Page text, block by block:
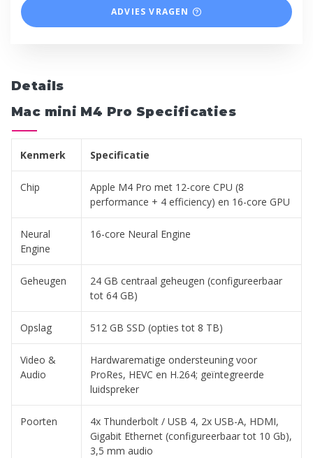
ADVIES VRAGEN
Details
Mac mini M4 Pro Specificaties
Kenmerk Specificatie
Chip
Apple M4 Pro met 12-core CPU (8
performance + 4 efficiency) en 16-core GPU
Neural
Engine
16-core Neural Engine
Geheugen
24 GB centraal geheugen (configureerbaar
tot 64 GB)
Opslag 512 GB SSD (opties tot 8 TB)
Video &
Audio
Hardwarematige ondersteuning voor
ProRes, HEVC en H.264; geïntegreerde
luidspreker
Poorten
4x Thunderbolt / USB 4, 2x USB-A, HDMI,
Gigabit Ethernet (configureerbaar tot 10 Gb),
3,5 mm audio